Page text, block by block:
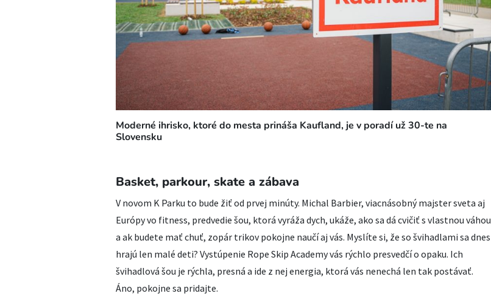
Moderné ihrisko, ktoré do mesta prináša Kaufland, je v poradí už 30-te na
Slovensku
Basket, parkour, skate a zábava
V novom K Parku to bude žiť od prvej minúty. Michal Barbier, viacnásobný majster sveta aj
Európy vo fitness, predvedie šou, ktorá vyráža dych, ukáže, ako sa dá cvičiť s vlastnou váhou
a ak budete mať chuť, zopár trikov pokojne naučí aj vás. Myslíte si, že so švihadlami sa dnes
hrajú len malé deti? Vystúpenie Rope Skip Academy vás rýchlo presvedčí o opaku. Ich
švihadlová šou je rýchla, presná a ide z nej energia, ktorá vás nenechá len tak postávať.
Áno, pokojne sa pridajte.